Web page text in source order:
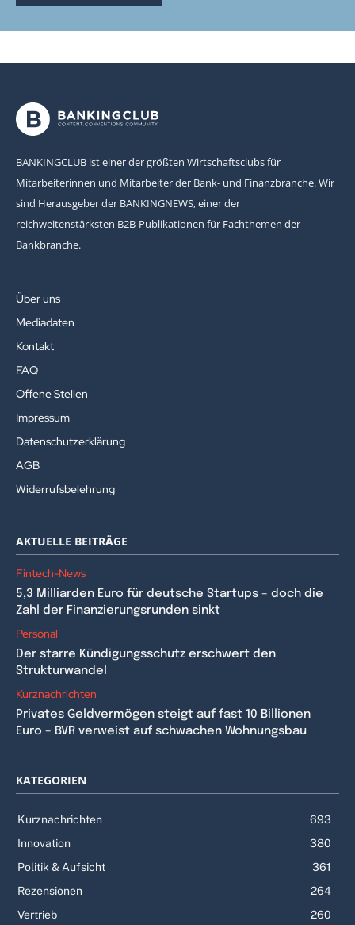
BANKINGCLUB ist einer der größten Wirtschaftsclubs für
Mitarbeiterinnen und Mitarbeiter der Bank- und Finanzbranche. Wir
sind Herausgeber der BANKINGNEWS, einer der
reichweitenstärksten B2B-Publikationen für Fachthemen der
Bankbranche.
Über uns
Mediadaten
Kontakt
FAQ
Offene Stellen
Impressum
Datenschutzerklärung
AGB
Widerrufsbelehrung
AKTUELLE BEITRÄGE
Fintech-News
5,3 Milliarden Euro für deutsche Startups – doch die
Zahl der Finanzierungsrunden sinkt
Personal
Der starre Kündigungsschutz erschwert den
Strukturwandel
Kurznachrichten
Privates Geldvermögen steigt auf fast 10 Billionen
Euro – BVR verweist auf schwachen Wohnungsbau
KATEGORIEN
Kurznachrichten
693
Innovation
380
Politik & Aufsicht
361
Rezensionen
264
Vertrieb
260